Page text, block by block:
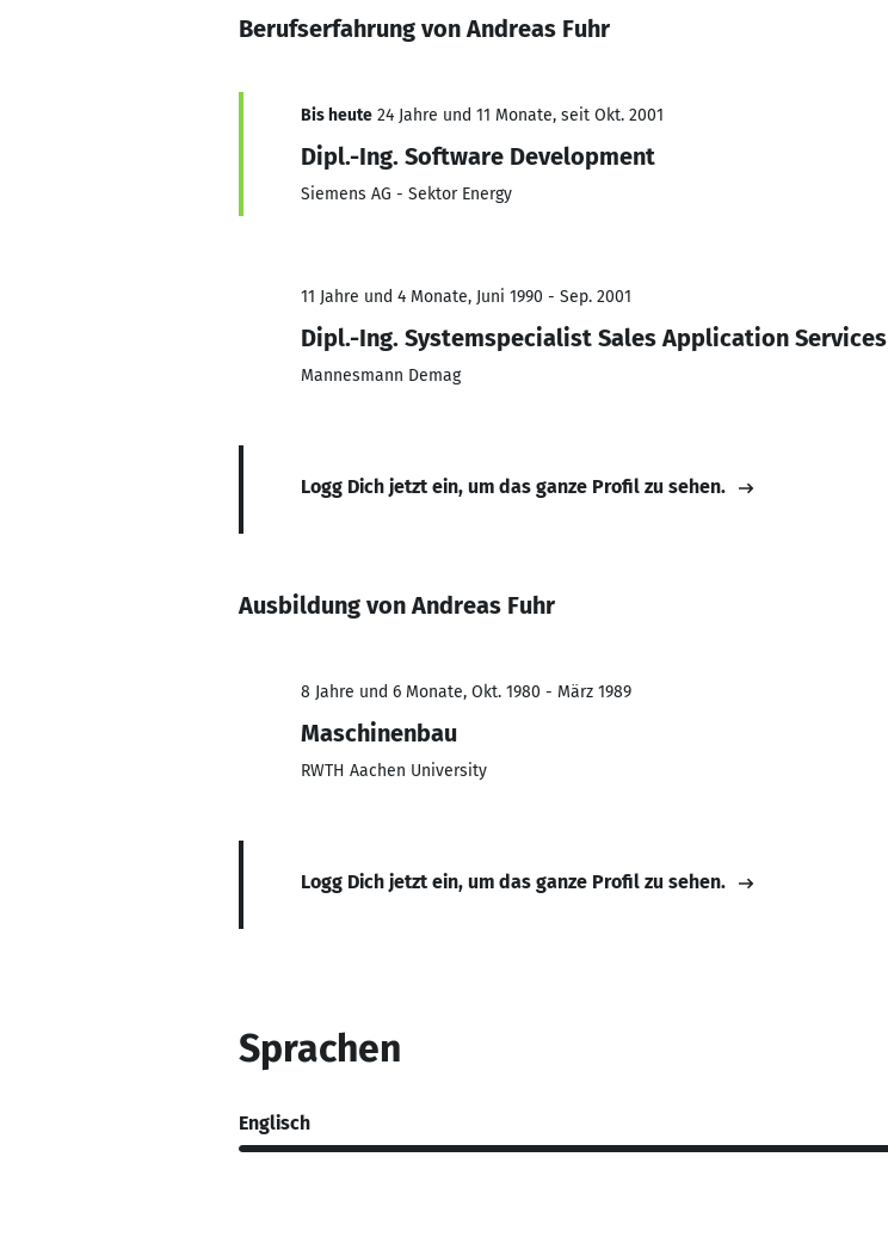
Berufserfahrung von Andreas Fuhr
Bis heute 24 Jahre und 11 Monate, seit Okt. 2001
Dipl.-Ing. Software Development
Siemens AG - Sektor Energy
11 Jahre und 4 Monate, Juni 1990 - Sep. 2001
Dipl.-Ing. Systemspecialist Sales Application Services
Mannesmann Demag
Logg Dich jetzt ein, um das ganze Profil zu sehen.
Ausbildung von Andreas Fuhr
8 Jahre und 6 Monate, Okt. 1980 - März 1989
Maschinenbau
RWTH Aachen University
Logg Dich jetzt ein, um das ganze Profil zu sehen.
Sprachen
Englisch